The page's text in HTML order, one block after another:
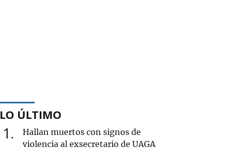
LO ÚLTIMO
1
Hallan muertos con signos de
violencia al exsecretario de UAGA